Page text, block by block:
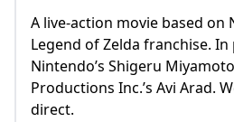
ティアキン
A live-action movie based on
Legend of Zelda franchise.
Nintendo’s Shigeru
Productions Inc.’s Avi Arad.
direct.